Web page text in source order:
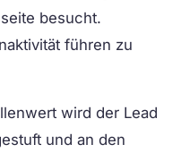
besucht.
führen zu
wird der Lead
und an den